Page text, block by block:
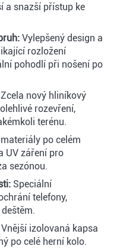
a snazší přístup ke
Vylepšený design a
rozložení
pohodlí při nošení po
Zcela nový hliníkový
rozevření,
terénu.
po celém
UV záření pro
sezónou.
Speciální
telefony,
Vnější izolovaná kapsa
po celé herní kolo.